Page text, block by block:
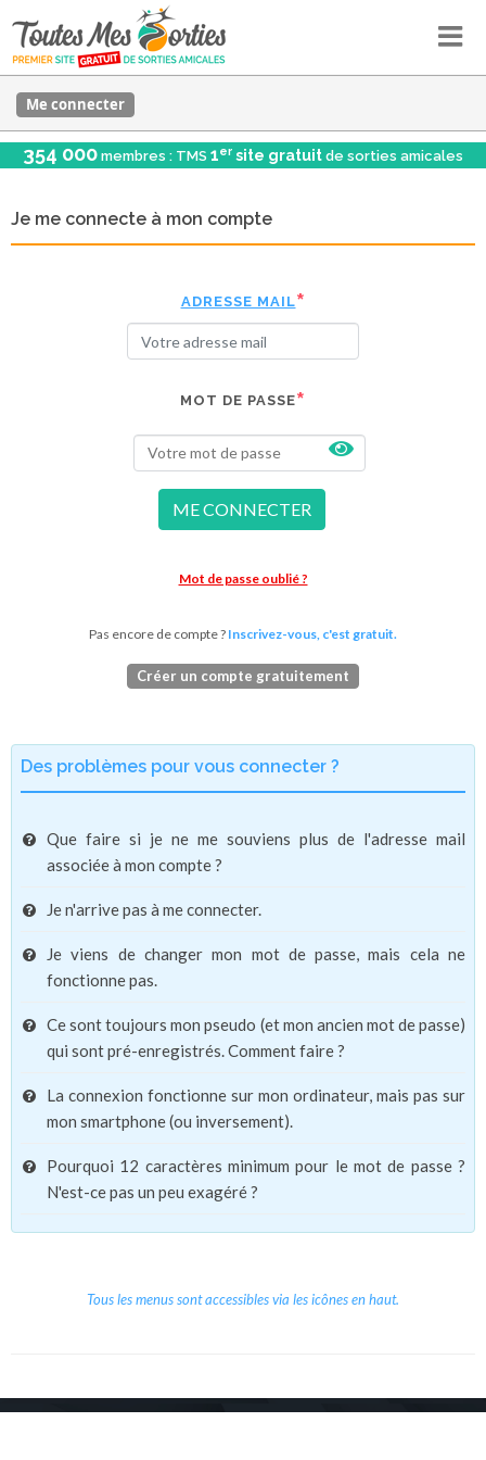
Me connecter
354 000 membres : TMS 1er site gratuit de sorties amicales
Je me connecte à mon compte
ADRESSE MAIL
MOT DE PASSE
ME CONNECTER
Mot de passe oublié ?
Pas encore de compte ? Inscrivez-vous, c'est gratuit.
Créer un compte gratuitement
Des problèmes pour vous connecter ?
Que faire si je ne me souviens plus de l'adresse mail
associée à mon compte ?
Je n'arrive pas à me connecter.
Je viens de changer mon mot de passe, mais cela ne
fonctionne pas.
Ce sont toujours mon pseudo (et mon ancien mot de passe)
qui sont pré-enregistrés. Comment faire ?
La connexion fonctionne sur mon ordinateur, mais pas sur
mon smartphone (ou inversement).
Pourquoi 12 caractères minimum pour le mot de passe ?
N'est-ce pas un peu exagéré ?
Tous les menus sont accessibles via les icônes en haut.